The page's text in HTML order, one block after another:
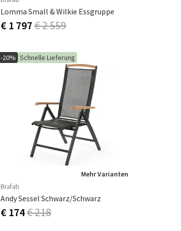
Lomma Small & Wilkie Essgruppe
€ 1 797€ 2 559
-20% Schnelle Lieferung
Mehr Varianten
Brafab
Andy Sessel Schwarz/Schwarz
€ 174€ 218